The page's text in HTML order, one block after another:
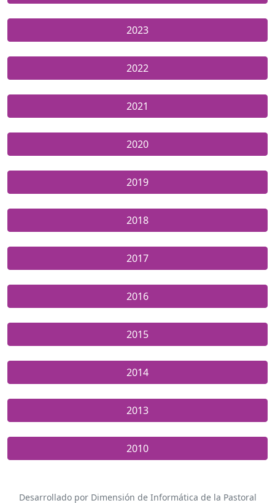
2023
2022
2021
2020
2019
2018
2017
2016
2015
2014
2013
2010
Desarrollado por Dimensión de Informática de la Pastoral